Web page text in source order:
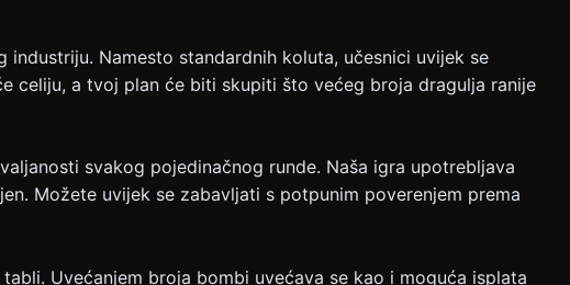
Namesto standardnih koluta, učesnici uvijek se
celiju, a tvoj plan će biti skupiti što većeg broja dragulја ranije
svakog pojedinačnog runde. Naša igra upotrebljava
Možete uvijek se zabavljati s potpunim poverenjem prema
Uvećanjem broja bombi uvećava se kao i moguća isplata